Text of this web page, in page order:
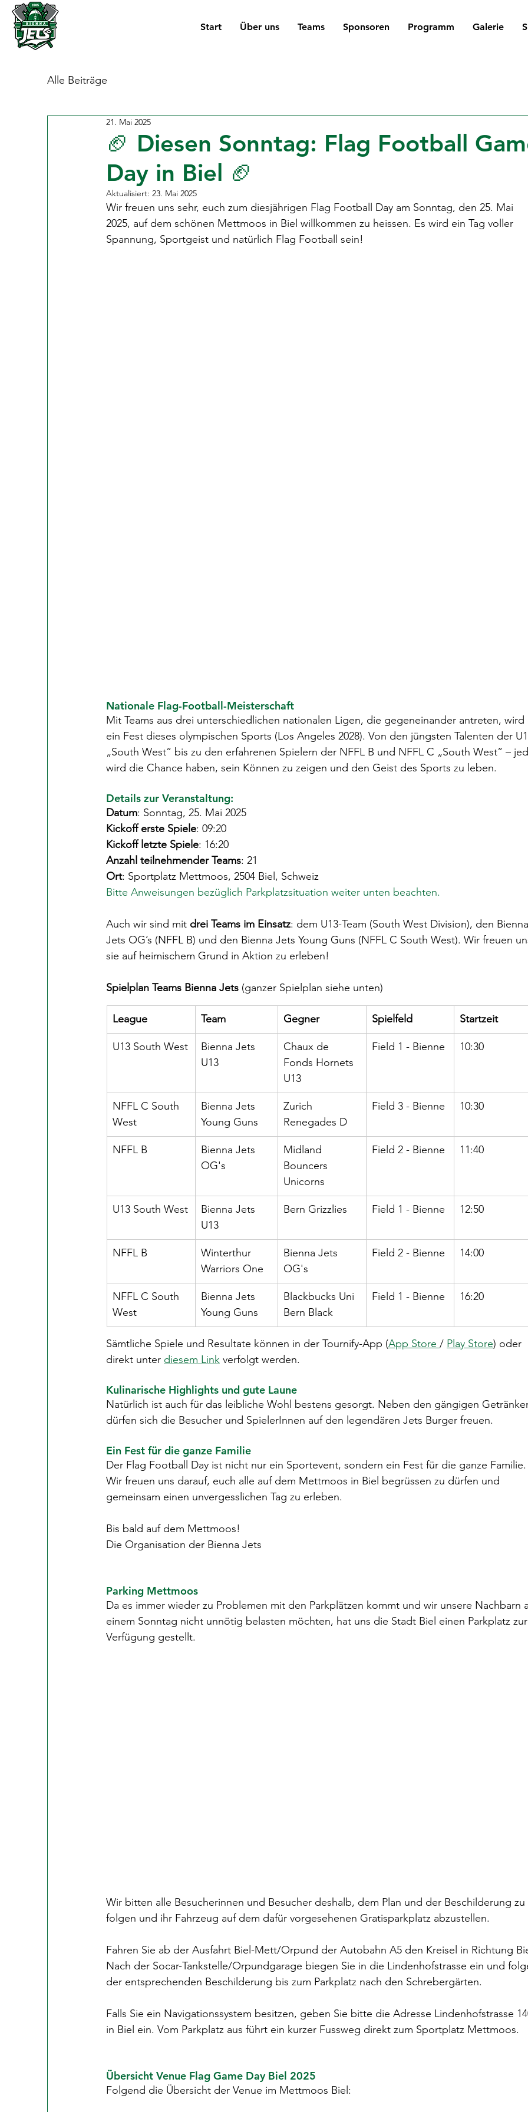
Start Über uns Teams Sponsoren Programm Galerie
Alle Beiträge
🏈 Diesen Sonntag: Flag Football
Day in Biel 🏈
21. Mai 2025
Aktualisiert: 23. Mai 2025
Wir freuen uns sehr, euch zum diesjährigen Flag Football Day am Sonntag, den 25. Mai
2025, auf dem schönen Mettmoos in Biel willkommen zu heissen. Es wird ein Tag voller
Spannung, Sportgeist und natürlich Flag Football sein!
Nationale Flag-Football-Meisterschaft
Mit Teams aus drei unterschiedlichen nationalen Ligen, die gegeneinander antreten,
ein Fest dieses olympischen Sports (Los Angeles 2028). Von den jüngsten Talenten der
„South West” bis zu den erfahrenen Spielern der NFFL B und NFFL C „South West” –
wird die Chance haben, sein Können zu zeigen und den Geist des Sports zu leben.
Details zur Veranstaltung:
Datum: Sonntag, 25. Mai 2025
Kickoff erste Spiele: 09:20
Kickoff letzte Spiele: 16:20
Anzahl teilnehmender Teams: 21
Ort: Sportplatz Mettmoos, 2504 Biel, Schweiz
Bitte Anweisungen bezüglich Parkplatzsituation weiter unten beachten.
Auch wir sind mit drei Teams im Einsatz: dem U13-Team (South West Division), den
Jets OG’s (NFFL B) und den Bienna Jets Young Guns (NFFL C South West). Wir freuen
sie auf heimischem Grund in Aktion zu erleben!
Spielplan Teams Bienna Jets (ganzer Spielplan siehe unten)
League Team Gegner Spielfeld Startzeit
U13 South West
Bienna Jets
U13
Chaux de
Fonds Hornets
U13
Field 1 - Bienne 10:30
NFFL C South
West
Bienna Jets
Young Guns
Zurich
Renegades D
Field 3 - Bienne 10:30
NFFL B
Bienna Jets
OG's
Midland
Bouncers
Unicorns
Field 2 - Bienne 11:40
U13 South West
Bienna Jets
U13
Bern Grizzlies Field 1 - Bienne 12:50
NFFL B
Winterthur
Warriors One
Bienna Jets
OG's
Field 2 - Bienne 14:00
NFFL C South
West
Bienna Jets
Young Guns
Blackbucks Uni
Bern Black
Field 1 - Bienne 16:20
Sämtliche Spiele und Resultate können in der Tournify-App (App Store / Play Store) oder
direkt unter diesem Link verfolgt werden.
Kulinarische Highlights und gute Laune
Natürlich ist auch für das leibliche Wohl bestens gesorgt. Neben den gängigen
dürfen sich die Besucher und SpielerInnen auf den legendären Jets Burger freuen.
Ein Fest für die ganze Familie
Der Flag Football Day ist nicht nur ein Sportevent, sondern ein Fest für die ganze
Wir freuen uns darauf, euch alle auf dem Mettmoos in Biel begrüssen zu dürfen und
gemeinsam einen unvergesslichen Tag zu erleben.
Bis bald auf dem Mettmoos!
Die Organisation der Bienna Jets
Parking Mettmoos
Da es immer wieder zu Problemen mit den Parkplätzen kommt und wir unsere Nachbarn
einem Sonntag nicht unnötig belasten möchten, hat uns die Stadt Biel einen Parkplatz
Verfügung gestellt.
Wir bitten alle Besucherinnen und Besucher deshalb, dem Plan und der Beschilderung zu
folgen und ihr Fahrzeug auf dem dafür vorgesehenen Gratisparkplatz abzustellen.
Fahren Sie ab der Ausfahrt Biel-Mett/Orpund der Autobahn A5 den Kreisel in Richtung
Nach der Socar-Tankstelle/Orpundgarage biegen Sie in die Lindenhofstrasse ein und
der entsprechenden Beschilderung bis zum Parkplatz nach den Schrebergärten.
Falls Sie ein Navigationssystem besitzen, geben Sie bitte die Adresse Lindenhofstrasse
in Biel ein. Vom Parkplatz aus führt ein kurzer Fussweg direkt zum Sportplatz Mettmoos.
Übersicht Venue Flag Game Day Biel 2025
Folgend die Übersicht der Venue im Mettmoos Biel: